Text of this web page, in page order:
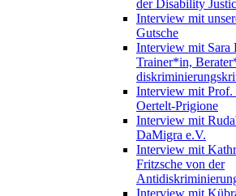
der Disability
Interview mit
Gutsche
Interview mit Sara
Trainer*in,
Interview mit Prof.
Oertelt-Prigione
Interview mit
DaMigra e.V.
Interview mit
Fritzsche von der
Interview mit